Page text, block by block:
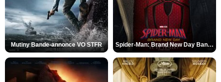
Mutiny Bande-annonce VO STFR Spider-Man: Brand New Day Bande-annonce VO STFR